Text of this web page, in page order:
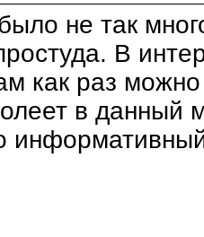
не так
В
как раз
в данный